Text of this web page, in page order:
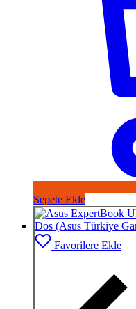
Sepete Ekle
Favorilere Ekle